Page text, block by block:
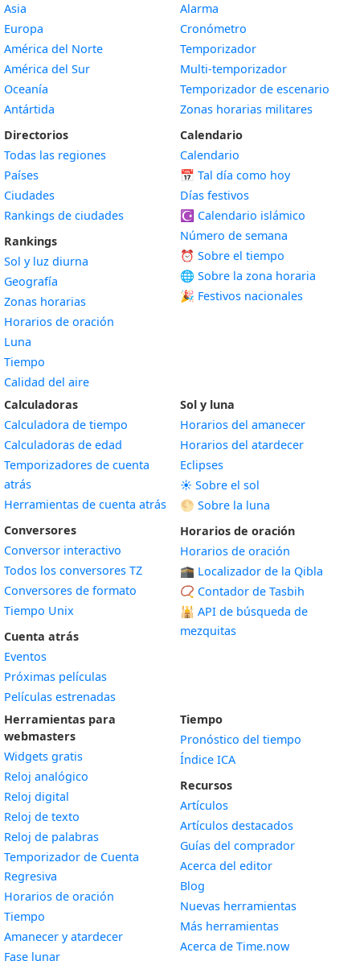
Asia
Europa
América del Norte
América del Sur
Oceanía
Antártida
Directorios
Todas las regiones
Países
Ciudades
Rankings de ciudades
Rankings
Sol y luz diurna
Geografía
Zonas horarias
Horarios de oración
Luna
Tiempo
Calidad del aire
Alarma
Cronómetro
Temporizador
Multi-temporizador
Temporizador de escenario
Zonas horarias militares
Calendario
Calendario
📅 Tal día como hoy
Días festivos
☪️ Calendario islámico
Número de semana
⏰ Sobre el tiempo
🌐 Sobre la zona horaria
🎉 Festivos nacionales
Calculadoras
Calculadora de tiempo
Calculadoras de edad
Temporizadores de cuenta
atrás
Herramientas de cuenta atrás
Conversores
Conversor interactivo
Todos los conversores TZ
Conversores de formato
Tiempo Unix
Cuenta atrás
Eventos
Próximas películas
Películas estrenadas
Sol y luna
Horarios del amanecer
Horarios del atardecer
Eclipses
☀️ Sobre el sol
🌕 Sobre la luna
Horarios de oración
Horarios de oración
🕋 Localizador de la Qibla
📿 Contador de Tasbih
🕌 API de búsqueda de
mezquitas
Herramientas para
webmasters
Widgets gratis
Reloj analógico
Reloj digital
Reloj de texto
Reloj de palabras
Temporizador de Cuenta
Regresiva
Horarios de oración
Tiempo
Amanecer y atardecerWidget
Fase lunarWidget
Tiempo
Pronóstico del tiempo
Índice ICA
Recursos
Artículos
Artículos destacados
Guías del comprador
Acerca del editor
Blog
Nuevas herramientas
Más herramientas
Acerca de Time.now